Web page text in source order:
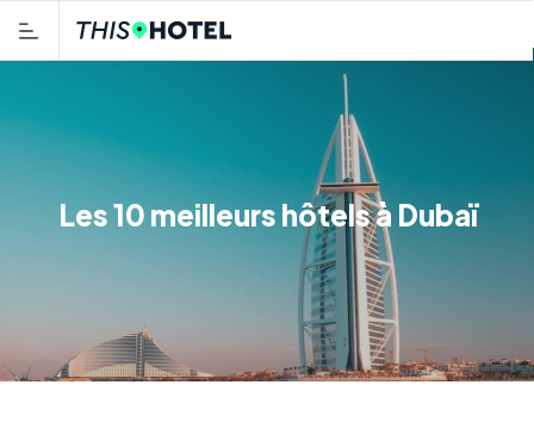
Les 10 meilleurs hôtels à Dubaï